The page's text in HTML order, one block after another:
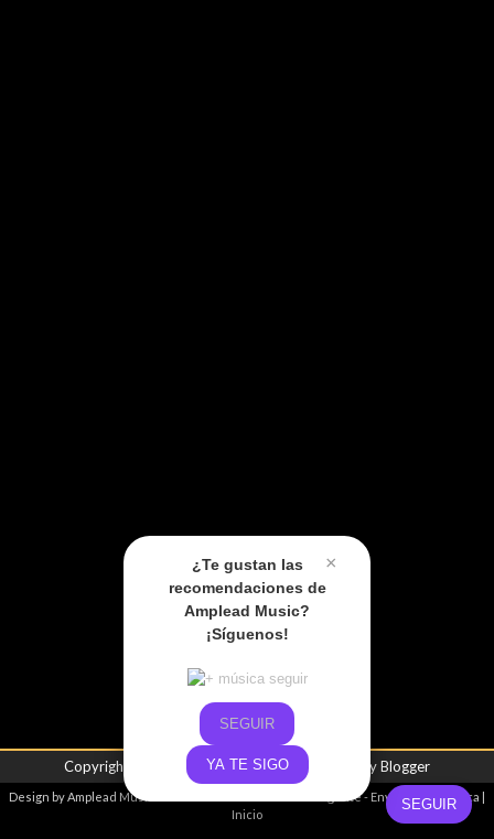
SEGUIR
×
¿Te gustan las
recomendaciones de
Amplead Music?
¡Síguenos!
SEGUIR
YA TE SIGO
Copyright © Amplead Music| Powered byBlogger
Design byAmplead Music - Promoviendo el talento emergente - Envíanos tu música
Inicio